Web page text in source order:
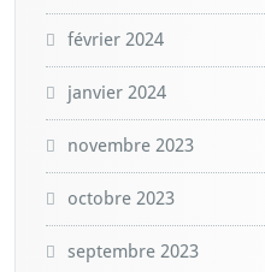
février 2024
janvier 2024
novembre 2023
octobre 2023
septembre 2023